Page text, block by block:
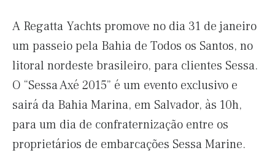
A Regatta Yachts promove no dia 31 de janeiro
um passeio pela Bahia de Todos os Santos, no
litoral nordeste brasileiro, para clientes Sessa.
O “Sessa Axé 2015” é um evento exclusivo e
sairá da Bahia Marina, em Salvador, às 10h,
para um dia de confraternização entre os
proprietários de embarcações Sessa Marine.